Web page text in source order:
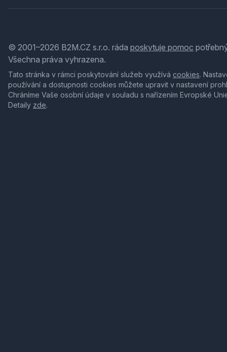
© 2001–2026 B2M.CZ s.r.o. ráda poskytuje pomoc
Všechna práva vyhrazena.
Tato stránka v rámci poskytování služeb využívá cookies.
používání a dostupnosti cookies můžete upravit v nastavení
Chráníme Vaše osobní údaje v souladu s nařízením Evropské
Detaily zde.